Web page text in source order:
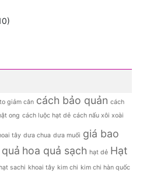
giảm cân cách bảo quản cách
ong cách luộc hạt dẻ cách nấu xôi xoài
tây dưa chua dưa muối giá bao
hoa quả sạch hạt dẻ Hạt
hạt sachi khoai tây kim chi kim chi hàn quốc